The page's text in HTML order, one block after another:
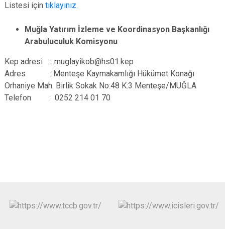
Listesi için tıklayınız.
Muğla Yatırım İzleme ve Koordinasyon Başkanlığı
Arabuluculuk Komisyonu
Kep adresi : muglayikob@hs01.kep
Adres : Menteşe Kaymakamlığı Hükümet Konağı
Orhaniye Mah. Birlik Sokak No:48 K:3 Menteşe/MUĞLA
Telefon : 0252 214 01 70